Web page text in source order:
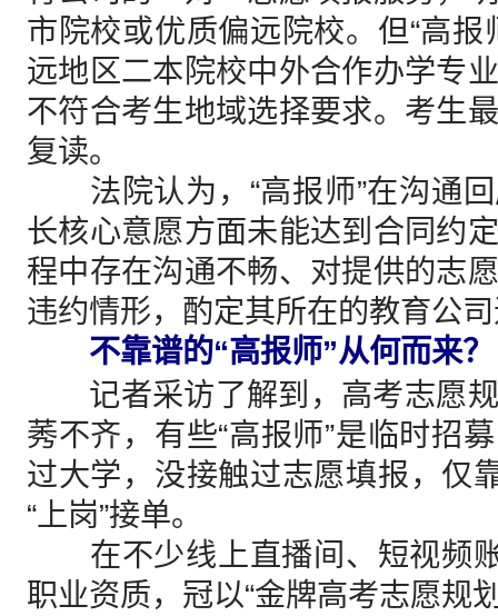
市院校或优质偏远院校。但“高报
远地区二本院校中外合作办学专
不符合考生地域选择要求。考生
复读。
法院认为，“高报师”在沟通回
长核心意愿方面未能达到合同约
程中存在沟通不畅、对提供的志
违约情形，酌定其所在的教育公
不靠谱的“高报师”从何而来？
记者采访了解到，高考志愿规
莠不齐，有些“高报师”是临时招
过大学，没接触过志愿填报，仅
“上岗”接单。
在不少线上直播间、短视频账
职业资质，冠以“金牌高考志愿规